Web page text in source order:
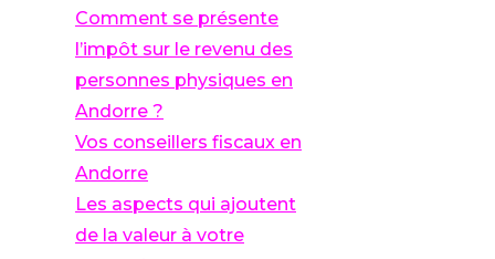
Comment se présente
l’impôt sur le revenu des
personnes physiques en
Andorre ?
Vos conseillers fiscaux en
Andorre
Les aspects qui ajoutent
de la valeur à votre